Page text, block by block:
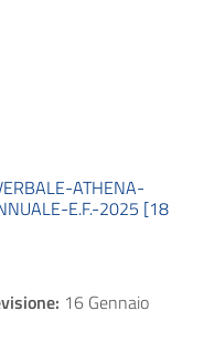
ATHENA-
E.F.-2025 [18
16 Gennaio